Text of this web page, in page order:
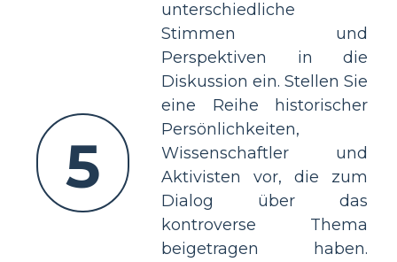
5
unterschiedliche
Stimmen und
Perspektiven in die
Diskussion ein. Stellen Sie
eine Reihe historischer
Persönlichkeiten,
Wissenschaftler und
Aktivisten vor, die zum
Dialog über das
kontroverse Thema
beigetragen haben.